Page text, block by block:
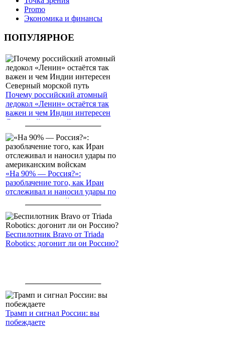
Promo
Экономика и финансы
ПОПУЛЯРНОЕ
Почему российский атомный
ледокол «Ленин» остаётся так
важен и чем Индии интересен
Северный морской путь
«На 90% — Россия?»:
разоблачение того, как Иран
отслеживал и наносил удары по
американским войскам
Беспилотник Bravo от Triada
Robotics: догонит ли он Россию?
Трамп и сигнал России: вы
побеждаете